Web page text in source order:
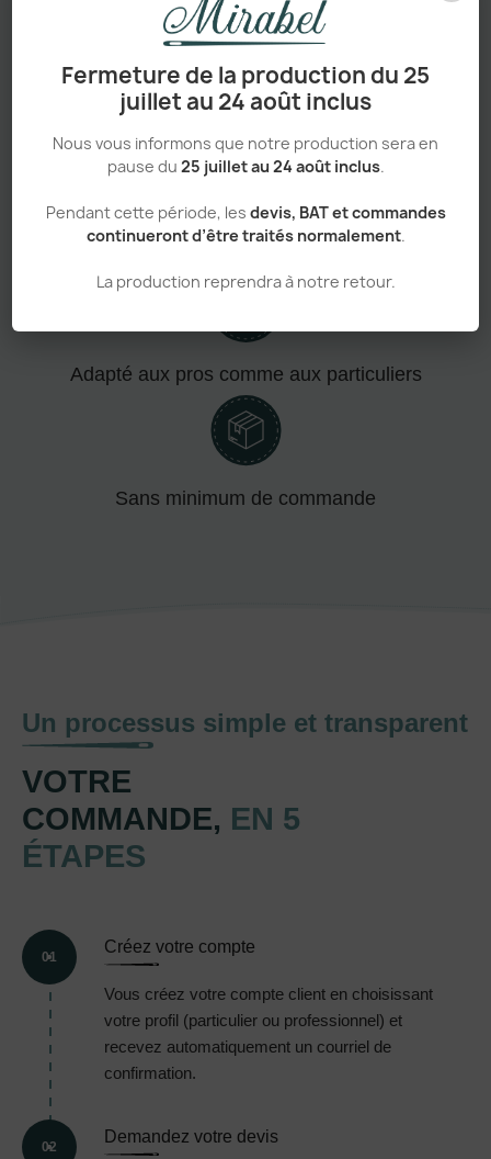
Fermeture de la production du 25
juillet au 24 août inclus
Nous vous informons que notre production sera en
pause du 25 juillet au 24 août inclus.
Pendant cette période, les devis, BAT et commandes
continueront d’être traités normalement.
La production reprendra à notre retour.
Adapté aux pros comme aux particuliers
Sans minimum de commande
Un processus simple et transparent
VOTRE
COMMANDE, EN 5
ÉTAPES
01
Créez votre compte
Vous créez votre compte client en choisissant
votre profil (particulier ou professionnel) et
recevez automatiquement un courriel de
confirmation.
02
Demandez votre devis